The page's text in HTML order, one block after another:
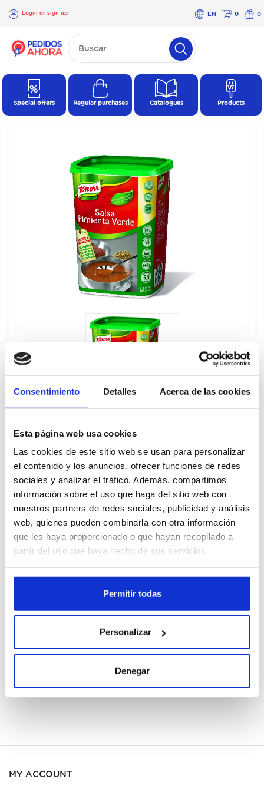
Consentimiento Detalles Acerca de las cookies
Esta página web usa cookies
Las cookies de este sitio web se usan para personalizar
el contenido y los anuncios, ofrecer funciones de redes
sociales y analizar el tráfico. Además, compartimos
información sobre el uso que haga del sitio web con
nuestros partners de redes sociales, publicidad y análisis
web, quienes pueden combinarla con otra información
que les haya proporcionado o que hayan recopilado a
partir del uso que haya hecho de sus servicios.
Permitir todas
Personalizar
Denegar
Login or sign up EN 0 0
×
Login
sign
Special offers Regular purchases Catalogues Products
Salsa Pimienta Verde Deshidratada Knorr
67596230
Unavailable, request now
See data sheet
MY ACCOUNT